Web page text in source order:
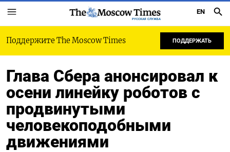
РУССКАЯ СЛУЖБА
EN
Поддержите The Moscow Times ПОДДЕРЖАТЬ
Глава Сбера анонсировал к
осени линейку роботов с
продвинутыми
человекоподобными
движениями